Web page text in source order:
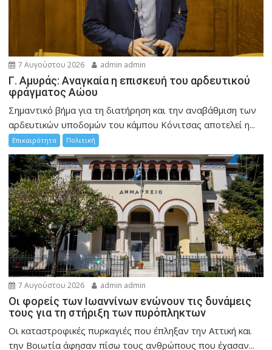
7 Αυγούστου 2026 admin admin
Γ. Αμυράς: Αναγκαία η επισκευή του αρδευτικού
φράγματος Αώου
Σημαντικό βήμα για τη διατήρηση και την αναβάθμιση των
αρδευτικών υποδομών του κάμπου Κόνιτσας αποτελεί η...
Επικαιρότητα Πολιτική
7 Αυγούστου 2026 admin admin
Οι φορείς των Ιωαννίνων ενώνουν τις δυνάμεις
τους για τη στήριξη των πυρόπληκτων
Οι καταστροφικές πυρκαγιές που έπληξαν την Αττική και
την Bοιωτία άφησαν πίσω τους ανθρώπους που έχασαν...